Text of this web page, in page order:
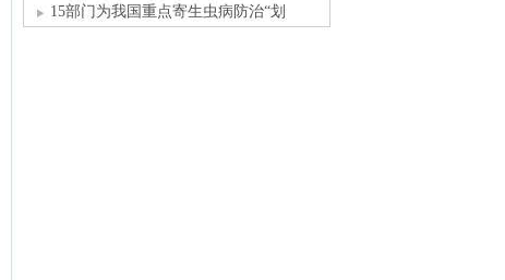
患者
15部门为我国重点寄生虫病防治“划